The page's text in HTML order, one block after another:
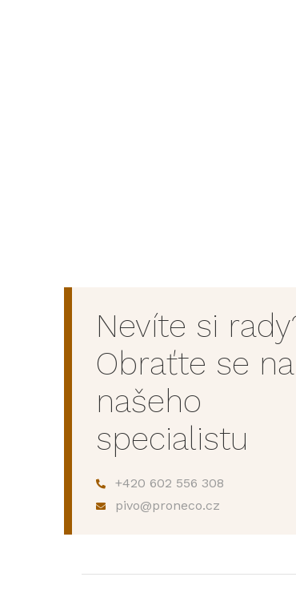
Nevíte si
Obraťte se na
našeho
specialistu
+420 602 556 308
pivo@proneco.cz